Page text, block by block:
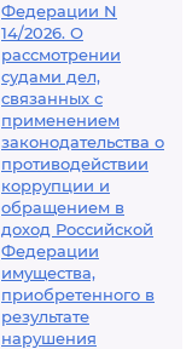
Федерации N
14/2026. О
рассмотрении
судами дел,
связанных с
применением
законодательства о
противодействии
коррупции и
обращением в
доход Российской
Федерации
имущества,
приобретенного в
результате
нарушения